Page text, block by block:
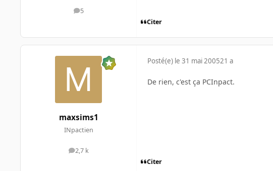
5
messages
Citer
maxsims1
INpactien
2,7 k
messages
Posté(e) le 31 mai 200521 a
De rien, c'est ça PCInpact.
Citer